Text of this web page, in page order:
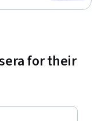
for their